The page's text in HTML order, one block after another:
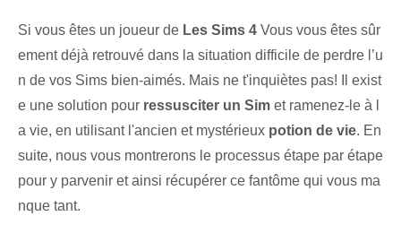
Si vous êtes un joueur de Les Sims 4 Vous vous êtes sûr
ement déjà retrouvé dans la situation difficile de perdre l’u
n de vos Sims bien-aimés. Mais ne t'inquiètes pas! Il exist
e une solution pour ressusciter un Sim et ramenez-le à l
a vie, en utilisant l'ancien et mystérieux potion de vie. En
suite, nous vous montrerons le processus étape par étape
pour y parvenir et ainsi récupérer ce fantôme qui vous ma
nque tant.